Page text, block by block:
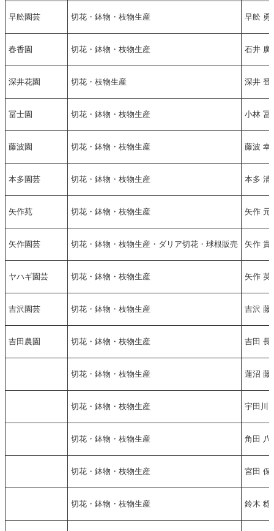
早舩園芸 切花・鉢物・枝物生産 早舩 勇
春香園 切花・鉢物・枝物生産 石井 廣
深井花園 切花・枝物生産 深井 登
冨士園 切花・鉢物・枝物生産 小林 冨
藤波園 切花・鉢物・枝物生産 藤波 幸
本多園芸 切花・鉢物・枝物生産 本多 清
矢作苑 切花・鉢物・枝物生産 矢作 元
矢作園芸 切花・鉢物・枝物生産・ダリア切花・球根販売 矢作 貴
ヤハギ園芸 切花・鉢物・枝物生産 矢作 英
吉沢園芸 切花・鉢物・枝物生産 吉沢 藤
吉田農園 切花・鉢物・枝物生産 吉田 長
切花・鉢物・枝物生産 蓮沼 藤
切花・鉢物・枝物生産 宇田川
切花・鉢物・枝物生産 角田 八
切花・鉢物・枝物生産 宮田 保
切花・鉢物・枝物生産 鈴木 稔